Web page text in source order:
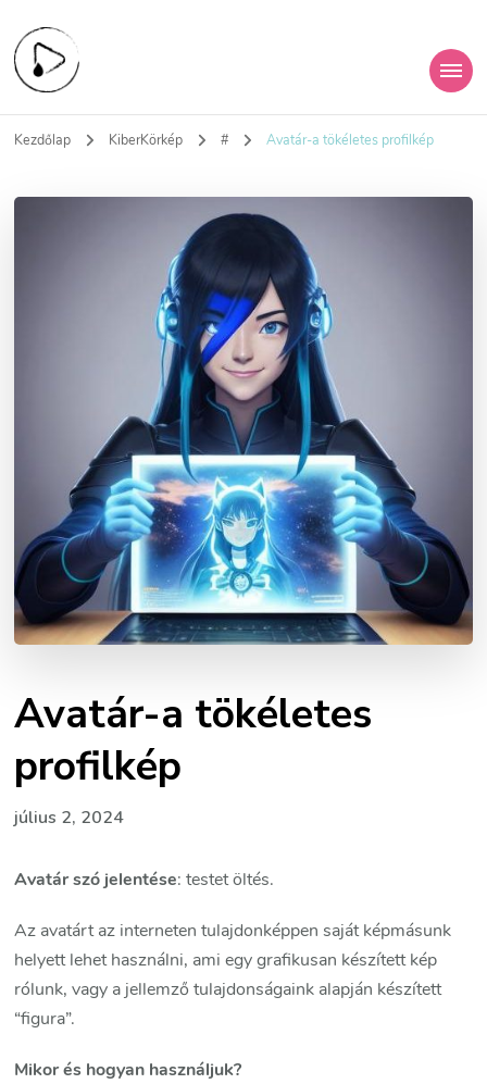
KiberHigiénia
Egyesület
Kezdőlap KiberKörkép # Avatár-a tökéletes profilkép
Avatár-a tökéletes
profilkép
július 2, 2024
Avatár szó jelentése: testet öltés.
Az avatárt az interneten tulajdonképpen saját képmásunk
helyett lehet használni, ami egy grafikusan készített kép
rólunk, vagy a jellemző tulajdonságaink alapján készített
“figura”.
Mikor és hogyan használjuk?